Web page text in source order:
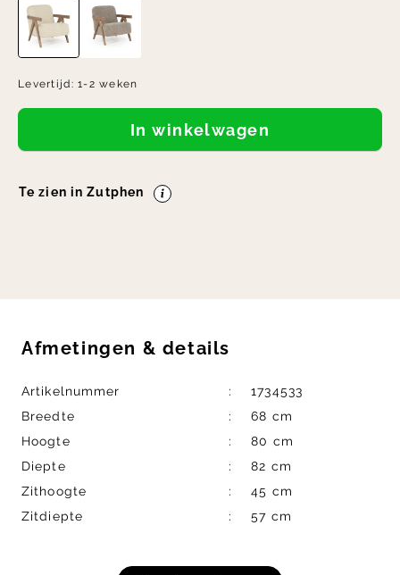
Levertijd:1-2 weken
In winkelwagen
Te zien in Zutphen
Afmetingen & details
Artikelnummer
1734533
Breedte
68 cm
Hoogte
80 cm
Diepte
82 cm
Zithoogte
45 cm
Zitdiepte
57 cm